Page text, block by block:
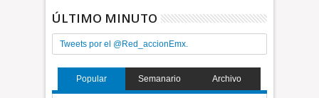
ÚLTIMO MINUTO
Tweets por el @Red_accionEmx.
Popular Semanario Archivo